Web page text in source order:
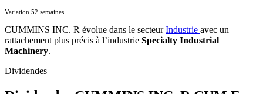
Variation 52 semaines
CUMMINS INC. R évolue dans le secteurIndustrie avec un
rattachement plus précis à l’industrie Specialty Industrial
Machinery.
Dividendes